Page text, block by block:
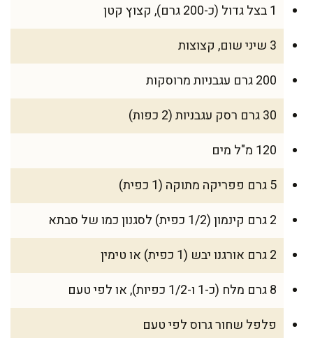
1 בצל גדול (כ-200 גרם), קצוץ קטן
3 שיני שום, קצוצות
200 גרם עגבניות מרוסקות
30 גרם רסק עגבניות (2 כפות)
120 מ"ל מים
5 גרם פפריקה מתוקה (1 כפית)
2 גרם קינמון (1/2 כפית) לסגנון כמו של סבתא
2 גרם אורגנו יבש (1 כפית) או טימין
8 גרם מלח (כ-1 ו-1/2 כפיות), או לפי טעם
פלפל שחור גרוס לפי טעם